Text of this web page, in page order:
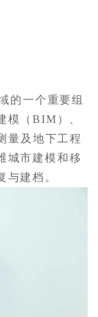
的一个重要组
模（BIM）、
量及地下工程
城市建模和移
与建档。